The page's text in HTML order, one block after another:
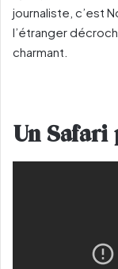
journaliste, c’est
l’étranger
charmant.
Un Safari